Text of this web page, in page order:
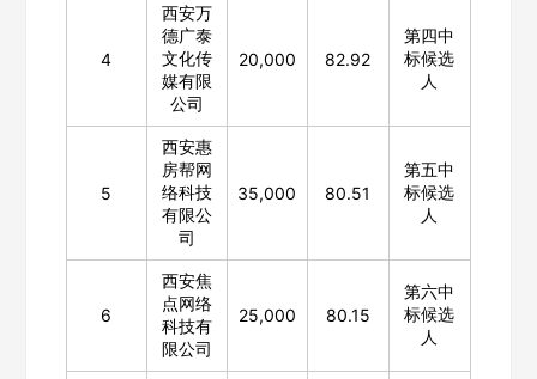
4
西安万
德广泰
文化传
媒有限
公司
20,000 82.92
第四中
标候选
人
5
西安惠
房帮网
络科技
有限公
司
35,000 80.51
第五中
标候选
人
6
西安焦
点网络
科技有
限公司
25,000 80.15
第六中
标候选
人